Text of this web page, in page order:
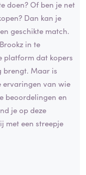
doen? Of ben je net
Dan kan je
geschikte match.
in te
platform dat kopers
brengt. Maar is
ervaringen van wie
beoordelingen en
je op deze
met een streepje